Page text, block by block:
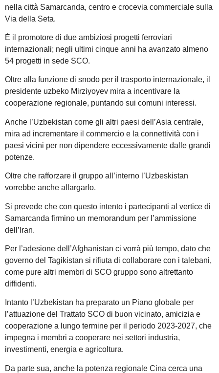
nella città Samarcanda, centro e crocevia commerciale sulla
Via della Seta.
È il promotore di due ambiziosi progetti ferroviari
internazionali; negli ultimi cinque anni ha avanzato almeno
54 progetti in sede SCO.
Oltre alla funzione di snodo per il trasporto internazionale, il
presidente uzbeko Mirziyoyev mira a incentivare la
cooperazione regionale, puntando sui comuni interessi.
Anche l’Uzbekistan come gli altri paesi dell’Asia centrale,
mira ad incrementare il commercio e la connettività con i
paesi vicini per non dipendere eccessivamente dalle grandi
potenze.
Oltre che rafforzare il gruppo all’interno l’Uzbeskistan
vorrebbe anche allargarlo.
Si prevede che con questo intento i partecipanti al vertice di
Samarcanda firmino un memorandum per l’ammissione
dell’Iran.
Per l’adesione dell’Afghanistan ci vorrà più tempo, dato che
governo del Tagikistan si rifiuta di collaborare con i talebani,
come pure altri membri di SCO gruppo sono altrettanto
diffidenti.
Intanto l’Uzbekistan ha preparato un Piano globale per
l’attuazione del Trattato SCO di buon vicinato, amicizia e
cooperazione a lungo termine per il periodo 2023-2027, che
impegna i membri a cooperare nei settori industria,
investimenti, energia e agricoltura.
Da parte sua, anche la potenza regionale Cina cerca una